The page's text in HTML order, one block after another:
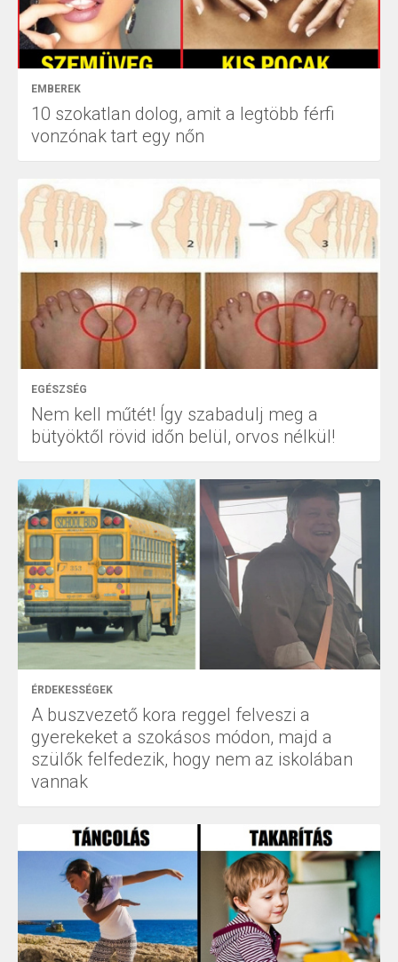
EMBEREK
10 szokatlan dolog, amit a legtöbb férfi
vonzónak tart egy nőn
EGÉSZSÉG
Nem kell műtét! Így szabadulj meg a
bütyöktől rövid időn belül, orvos nélkül!
ÉRDEKESSÉGEK
A buszvezető kora reggel felveszi a
gyerekeket a szokásos módon, majd a
szülők felfedezik, hogy nem az iskolában
vannak